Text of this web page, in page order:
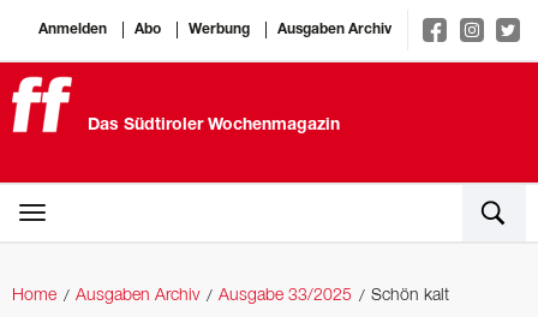
Anmelden Abo Werbung Ausgaben Archiv
Das Südtiroler Wochenmagazin
Home Ausgaben Archiv Ausgabe 33/2025 Schön kalt